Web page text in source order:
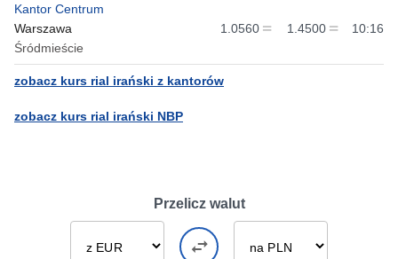
Kantor Centrum
Warszawa
Śródmieście
1.0560 1.4500 10:16
zobacz kurs rial irański z kantorów
zobacz kurs rial irański NBP
Przelicz walut